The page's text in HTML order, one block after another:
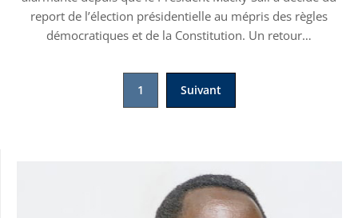
report de l’élection présidentielle au mépris des règles
démocratiques et de la Constitution. Un retour…
1 Suivant